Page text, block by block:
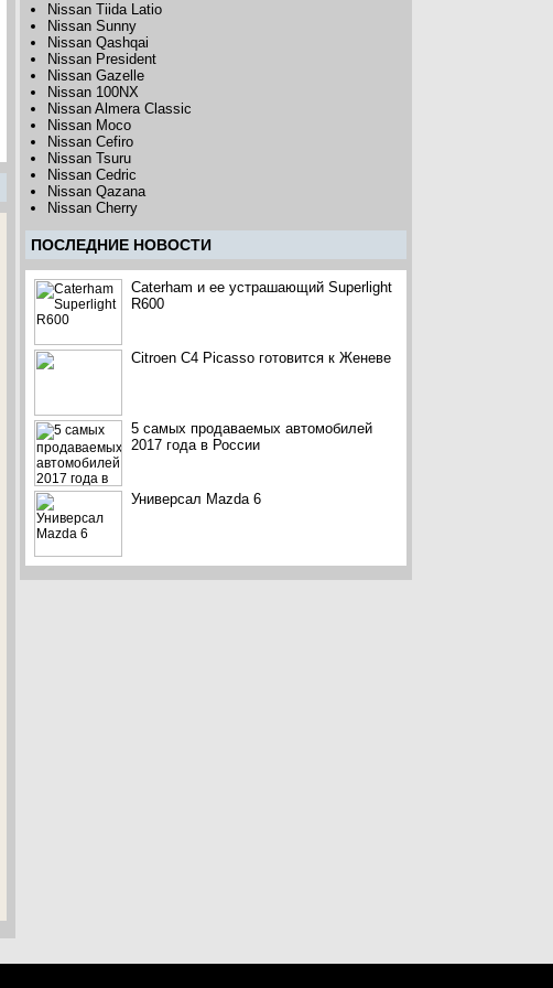
Nissan Tiida Latio
Nissan Sunny
Nissan Qashqai
Nissan President
Nissan Gazelle
Nissan 100NX
Nissan Almera Classic
Nissan Moco
Nissan Cefiro
Nissan Tsuru
Nissan Cedric
Nissan Qazana
Nissan Cherry
ПОCЛЕДНИЕ НОВОСТИ
Caterham и ее устрашающий Superlight
R600
Citroen C4 Picasso готовится к Женеве
5 самых продаваемых автомобилей
2017 года в России
Универсал Mazda 6